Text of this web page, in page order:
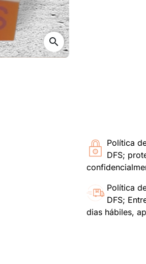
search
Política
DFS;
Política
DFS;
dias hábiles,